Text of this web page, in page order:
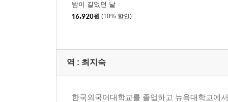
밤이 길었던 날
16,920원 (10% 할인)
역 : 최지숙
한국외국어대학교를 졸업하고 뉴욕대학교에